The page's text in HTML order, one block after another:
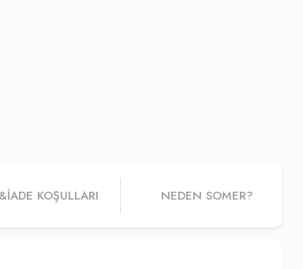
KOŞULLARI NEDEN SOMER?